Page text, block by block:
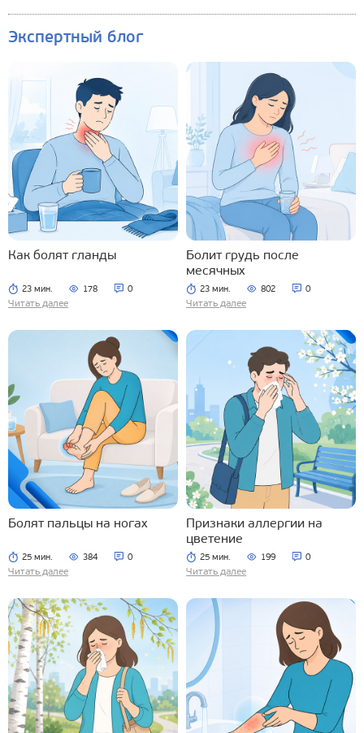
Экспертный блог
Как болят гланды
23 мин. 178 0
Читать далее
Болит грудь после
месячных
23 мин. 802 0
Читать далее
Болят пальцы на ногах
25 мин. 384 0
Читать далее
Признаки аллергии на
цветение
25 мин. 199 0
Читать далее